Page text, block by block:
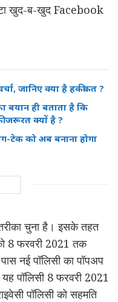
खुद-ब-खुद Facebook
जानिए क्या है हकीकत ?
बयान ही बताता है कि
जरूरत क्यों है ?
टेक को अब बनाना होगा
चुना है। इसके तहत
8 फरवरी 2021 तक
नई पॉलिसी का पॉपअप
पॉलिसी 8 फरवरी 2021
पॉलिसी को सहमति